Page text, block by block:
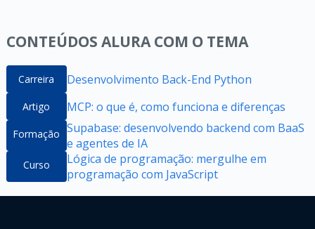
CONTEÚDOS ALURA COM O TEMA
Carreira Desenvolvimento Back-End Python
Artigo MCP: o que é, como funciona e diferenças
Formação Supabase: desenvolvendo backend com BaaS
e agentes de IA
Curso
Lógica de programação: mergulhe em
programação com JavaScript